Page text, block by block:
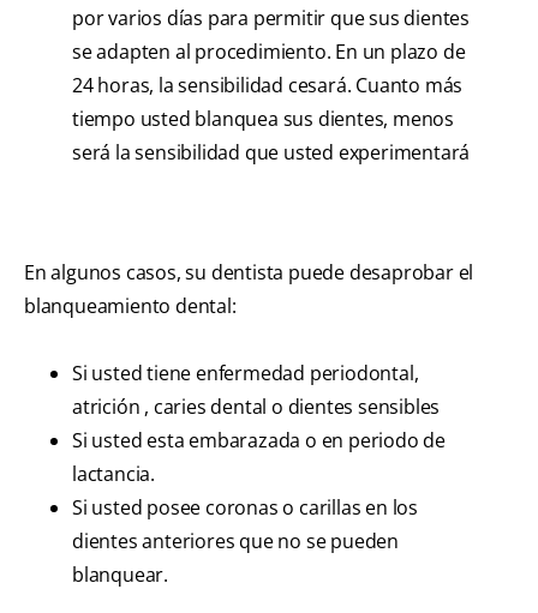
por varios días para permitir que sus dientes
se adapten al procedimiento. En un plazo de
24 horas, la sensibilidad cesará. Cuanto más
tiempo usted blanquea sus dientes, menos
será la sensibilidad que usted experimentará
En algunos casos, su dentista puede desaprobar el
blanqueamiento dental:
Si usted tiene enfermedad periodontal,
atrición , caries dental o dientes sensibles
Si usted esta embarazada o en periodo de
lactancia.
Si usted posee coronas o carillas en los
dientes anteriores que no se pueden
blanquear.